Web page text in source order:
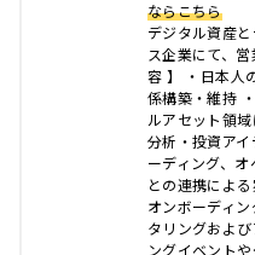
ならこちら
デジタル資産
ス企業にて、
容 】 ・日本人
係構築・維持
ルアセット領
分析・投資ア
ーディング、オ
との連携によ
オンボーディ
タリングおよ
ングイベント